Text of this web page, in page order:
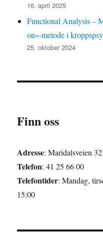
16. april 2025
Functional Analysis –
on»-metode i
25. oktober 2024
Finn oss
Adresse: Maridalsveien
Telefon: 41 25 66 00
Telefontider: Mandag,
15:00